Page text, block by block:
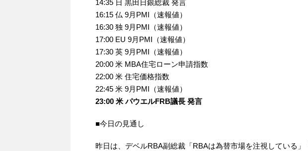
14:35 日 黒田日銀総裁 発言
16:15 仏 9月PMI（速報値）
16:30 独 9月PMI（速報値）
17:00 EU 9月PMI（速報値）
17:30 英 9月PMI（速報値）
20:00 米 MBA住宅ローン申請指数
22:00 米 住宅価格指数
22:45 米 9月PMI（速報値）
23:00 米 パウエルFRB議長 発言
■今日の見通し
昨日は、デベルRBA副総裁「RBAは為替市場を注視している